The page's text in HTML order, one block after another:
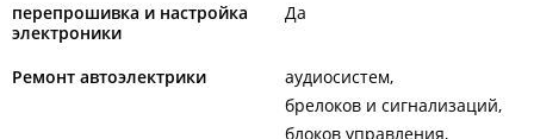
перепрошивка и настройка
электроники
Да
Ремонт автоэлектрики
аудиосистем
брелоков и сигнализаций
блоков управления